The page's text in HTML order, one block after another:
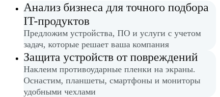
Анализ бизнеса для точного подбора
IT-продуктов
Предложим устройства, ПО и услуги с учетом
задач, которые решает ваша компания
Защита устройств от повреждений
Наклеим противоударные пленки на экраны.
Оснастим, планшеты, смартфоны и мониторы
удобными чехлами